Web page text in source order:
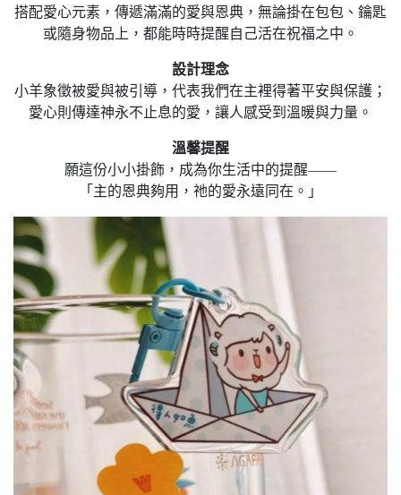
搭配愛心元素，傳遞滿滿的愛與恩典，無論掛在包包、鑰匙
或隨身物品上，都能時時提醒自己活在祝福之中。
設計理念
小羊象徵被愛與被引導，代表我們在主裡得著平安與保護；
愛心則傳達神永不止息的愛，讓人感受到溫暖與力量。
溫馨提醒
願這份小小掛飾，成為你生活中的提醒——
「主的恩典夠用，祂的愛永遠同在。」